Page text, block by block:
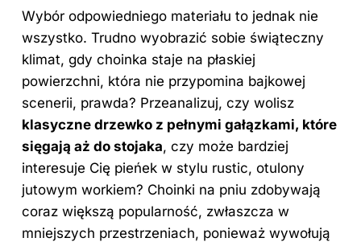
Wybór odpowiedniego materiału to jednak nie
wszystko. Trudno wyobrazić sobie świąteczny
klimat, gdy choinka staje na płaskiej
powierzchni, która nie przypomina bajkowej
scenerii, prawda? Przeanalizuj, czy wolisz
klasyczne drzewko z pełnymi gałązkami, które
sięgają aż do stojaka, czy może bardziej
interesuje Cię pieńek w stylu rustic, otulony
jutowym workiem? Choinki na pniu zdobywają
coraz większą popularność, zwłaszcza w
mniejszych przestrzeniach, ponieważ wywołują